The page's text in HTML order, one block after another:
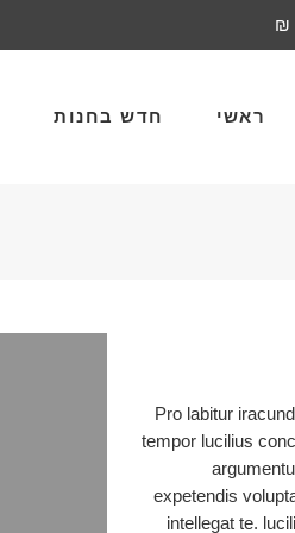
ראשי חדש בחנות
Pro labitur
tempor lucilius
expetendis
intellegat te.